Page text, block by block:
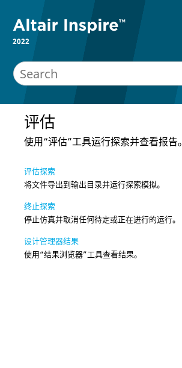
2022
评估
使用“评估”工具运行探索并查看报告。
评估探索
将文件导出到输出目录并运行探索模拟。
终止探索
停止仿真并取消任何待定或正在进行的运行。
设计管理器结果
使用“结果浏览器”工具查看结果。